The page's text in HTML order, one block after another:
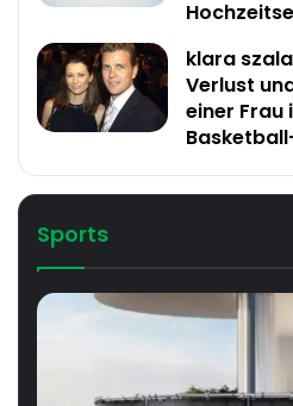
klara
Verlust
einer Frau
Sports